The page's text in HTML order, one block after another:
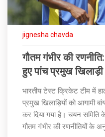
jignesha chavda
गौतम गंभीर की
हुए पांच प्रमुख खिलाड़ी
भारतीय टेस्ट क्रिकेट टीम में
प्रमुख खिलाड़ियों को आगामी
कर दिया गया है। चयन
गौतम गंभीर की रणनीतियों के